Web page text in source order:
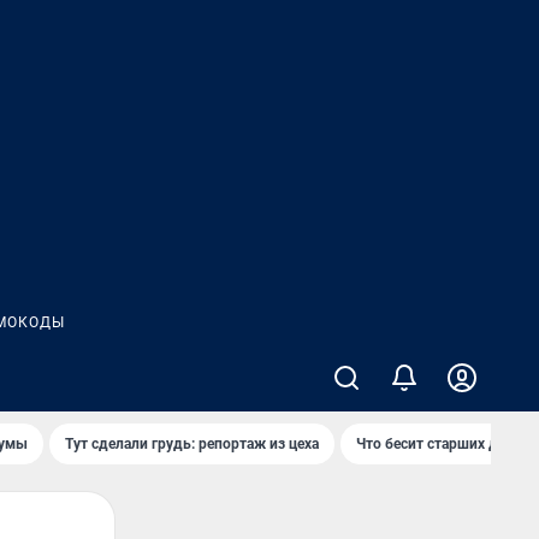
Тут сделали грудь: репортаж из цеха Что бесит старших детей